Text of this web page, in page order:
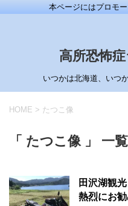
本ページにはプロモ
高所恐怖
いつかは北海道、いつ
HOME > たつこ像
「 たつこ像 」 一覧
田沢湖観
熱烈にお